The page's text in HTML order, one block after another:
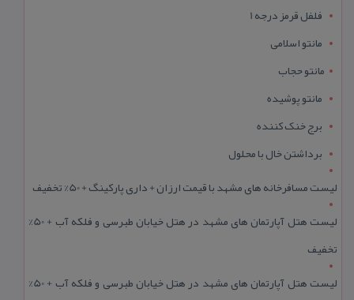
فلفل قرمز درجه 1
مانتو اسلامی
مانتو حجاب
مانتو پوشیده
برج خنک کننده
برداشتن خال با محلول
لیست مسافرخانه های مشهد با قیمت ارزان + داری پارکینگ + 50% تخفیف
لیست هتل آپارتمان های مشهد در هتل خیابان طبرسی و فلکه آب + 50%
تخفیف
لیست هتل آپارتمان های مشهد در هتل خیابان طبرسی و فلکه آب + 50%